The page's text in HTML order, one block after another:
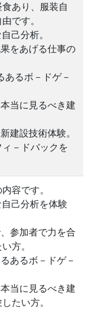
あり、服装自
です。
己分析。
をあげる仕事の
あるボ－ドゲ－
当に見るべき建
建設技術体験。
－ドバックを
容です。
己分析を体験
参加者で力を合
方。
あるボ－ドゲ－
当に見るべき建
たい方。